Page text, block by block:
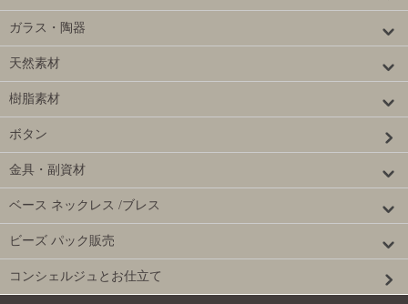
ガラス・陶器
天然素材
樹脂素材
ボタン
金具・副資材
ベース ネックレス /ブレス
ビーズ パック販売
コンシェルジュとお仕立て